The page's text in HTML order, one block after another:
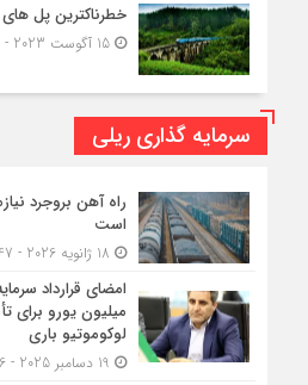
خطرناکترین پل
15 آگوست 2023 - 20:13
سرمایه گذاری ریلی
راه آهن بروجرد
است
لوکوموتیو باری